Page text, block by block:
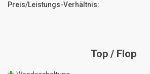
Preis/Leistungs-Verhältnis:
Top / Flop